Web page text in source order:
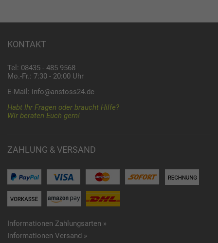
KONTAKT
Tel: 08435 - 485 9568
Mo.-Fr.: 7:30 - 20:00 Uhr
E-Mail: info@anstoss24.de
Habt Ihr Fragen oder braucht Hilfe?
Wir beraten Euch gern!
ZAHLUNG & VERSAND
Informationen Zahlungsarten »
Informationen Versand »